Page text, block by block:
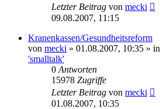
Letzter Beitrag von mecki
09.08.2007, 11:15
Kranenkassen/Gesundheitsreform
von mecki » 01.08.2007, 10:35 » in
'smalltalk'
0 Antworten
15978 Zugriffe
Letzter Beitrag von mecki
01.08.2007, 10:35